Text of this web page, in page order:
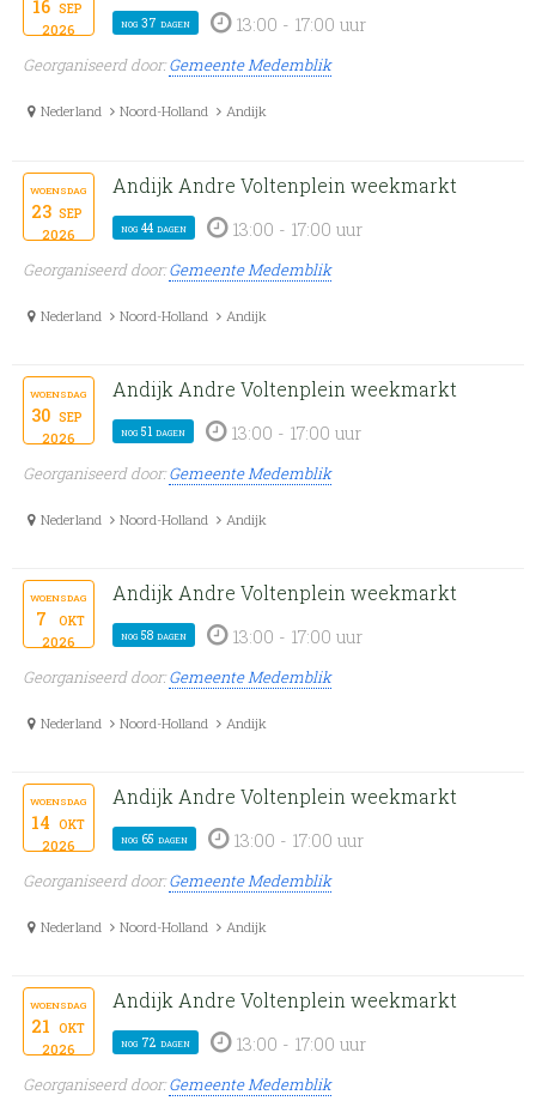
16 sep
2026 nog 37 dagen 13:00 - 17:00 uur
Georganiseerd door:Gemeente Medemblik
Nederland Noord-Holland Andijk
woensdag
23 sep
2026
Andijk Andre Voltenplein weekmarkt
nog 44 dagen 13:00 - 17:00 uur
Georganiseerd door:Gemeente Medemblik
Nederland Noord-Holland Andijk
woensdag
30 sep
2026
Andijk Andre Voltenplein weekmarkt
nog 51 dagen 13:00 - 17:00 uur
Georganiseerd door:Gemeente Medemblik
Nederland Noord-Holland Andijk
woensdag
7 okt
2026
Andijk Andre Voltenplein weekmarkt
nog 58 dagen 13:00 - 17:00 uur
Georganiseerd door:Gemeente Medemblik
Nederland Noord-Holland Andijk
woensdag
14 okt
2026
Andijk Andre Voltenplein weekmarkt
nog 65 dagen 13:00 - 17:00 uur
Georganiseerd door:Gemeente Medemblik
Nederland Noord-Holland Andijk
woensdag
21 okt
2026
Andijk Andre Voltenplein weekmarkt
nog 72 dagen 13:00 - 17:00 uur
Georganiseerd door:Gemeente Medemblik